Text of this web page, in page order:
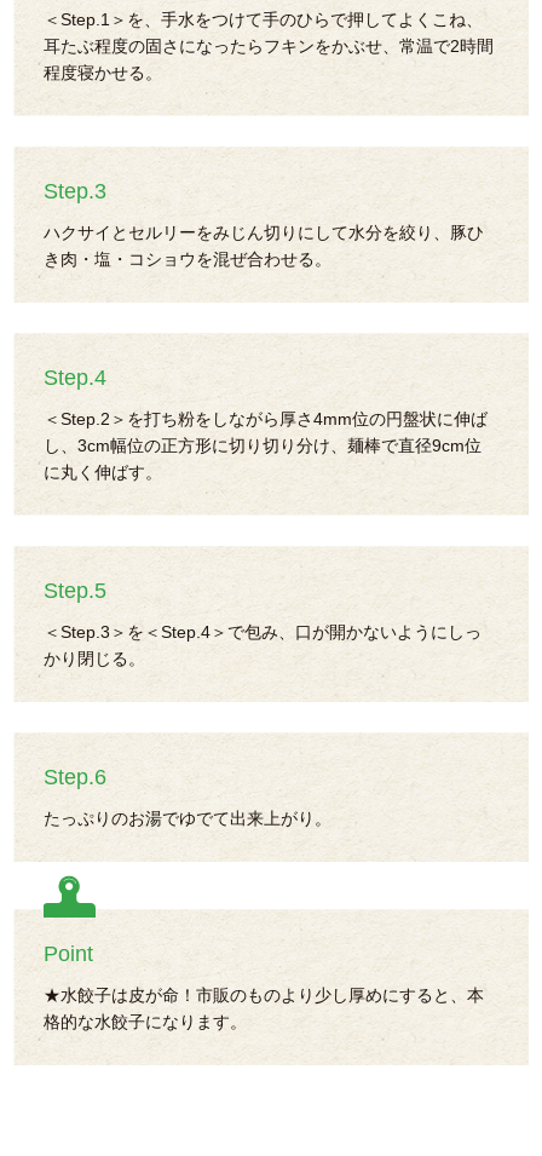
＜Step.1＞を、手水をつけて手のひらで押してよくこね、
耳たぶ程度の固さになったらフキンをかぶせ、常温で2時間
程度寝かせる。
Step.3
ハクサイとセルリーをみじん切りにして水分を絞り、豚ひ
き肉・塩・コショウを混ぜ合わせる。
Step.4
＜Step.2＞を打ち粉をしながら厚さ4mm位の円盤状に伸ば
し、3cm幅位の正方形に切り切り分け、麺棒で直径9cm位
に丸く伸ばす。
Step.5
＜Step.3＞を＜Step.4＞で包み、口が開かないようにしっ
かり閉じる。
Step.6
たっぷりのお湯でゆでて出来上がり。
Point
★水餃子は皮が命！市販のものより少し厚めにすると、本
格的な水餃子になります。